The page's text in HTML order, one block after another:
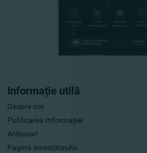
Informație utilă
Despre noi
Publicarea informaţiei
Acţionari
Pagina investitorului